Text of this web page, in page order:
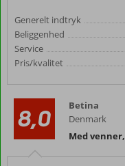
Generelt indtryk
Beliggenhed
Service
Pris/kvalitet
8,0
Betina
Denmark
Med venner,